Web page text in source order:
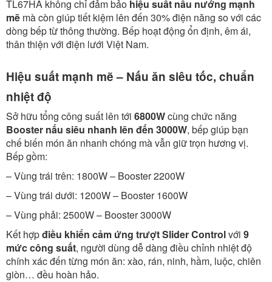
TL67HA không chỉ đảm bảo hiệu suất nấu nướng mạnh
mẽ mà còn giúp tiết kiệm lên đến 30% điện năng so với các
dòng bếp từ thông thường. Bếp hoạt động ổn định, êm ái,
thân thiện với điện lưới Việt Nam.
Hiệu suất mạnh mẽ – Nấu ăn siêu tốc, chuẩn
nhiệt độ
Sở hữu tổng công suất lên tới 6800Wcùng chức năng
Booster nấu siêu nhanh lên đến 3000W, bếp giúp bạn
chế biến món ăn nhanh chóng mà vẫn giữ trọn hương vị.
Bếp gồm:
– Vùng trái trên: 1800W – Booster 2200W
– Vùng trái dưới: 1200W – Booster 1600W
– Vùng phải: 2500W – Booster 3000W
Kết hợpđiều khiển cảm ứng trượt Slider Controlvới 9
mức công suất, người dùng dễ dàng điều chỉnh nhiệt độ
chính xác đến từng món ăn: xào, rán, ninh, hầm, luộc, chiên
giòn… đều hoàn hảo.